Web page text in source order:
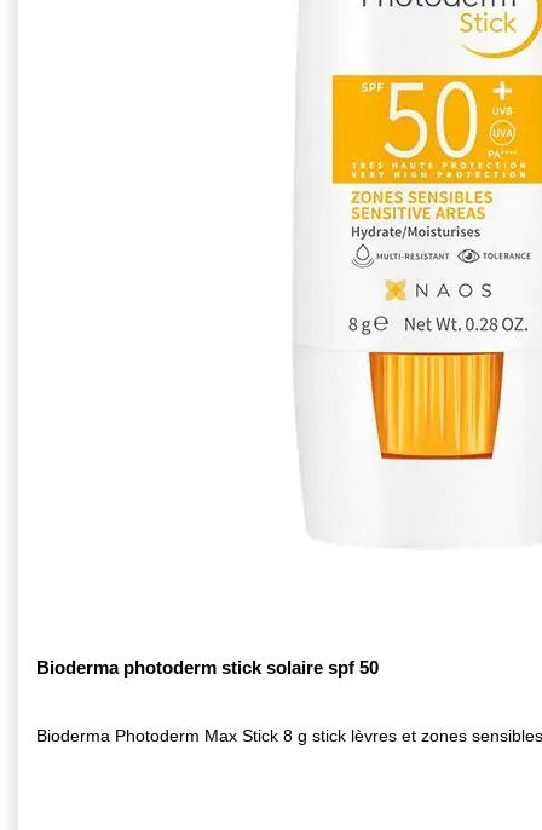
Bioderma photoderm stick solaire spf 50
Bioderma Photoderm Max Stick 8 g stick lèvres et zones